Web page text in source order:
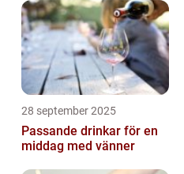
28 september 2025
Passande drinkar för en
middag med vänner